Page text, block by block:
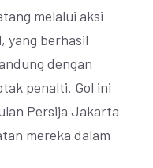
melalui aksi
yang berhasil
dengan
penalti. Gol ini
Persija Jakarta
mereka dalam